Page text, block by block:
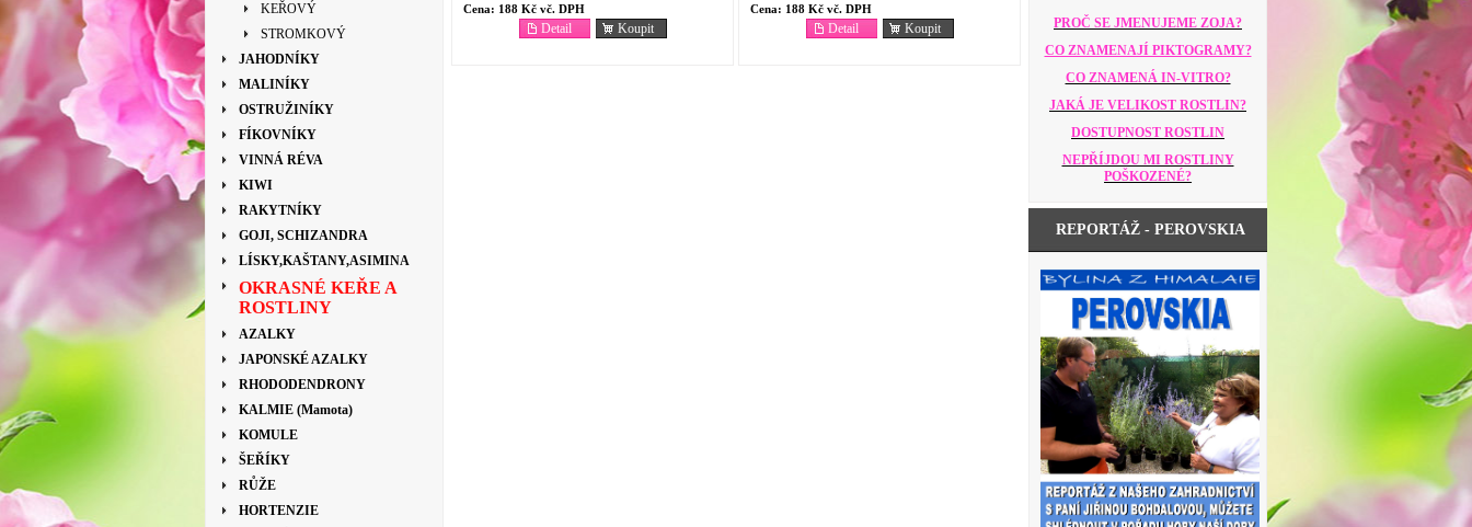
KEŘOVÝ
STROMKOVÝ
JAHODNÍKY
MALINÍKY
OSTRUŽINÍKY
FÍKOVNÍKY
VINNÁ RÉVA
KIWI
RAKYTNÍKY
GOJI, SCHIZANDRA
LÍSKY,KAŠTANY,ASIMINA
OKRASNÉ KEŘE A
ROSTLINY
AZALKY
JAPONSKÉ AZALKY
RHODODENDRONY
KALMIE (Mamota)
KOMULE
ŠEŘÍKY
RŮŽE
HORTENZIE
Cena: 188 Kč vč. DPH
Koupit
Detail
Cena: 188 Kč vč. DPH
Koupit
Detail
PROČ SE JMENUJEME ZOJA?
CO ZNAMENAJÍ PIKTOGRAMY?
CO ZNAMENÁ IN-VITRO?
JAKÁ JE VELIKOST ROSTLIN?
DOSTUPNOST ROSTLIN
NEPŘÍJDOU MI ROSTLINY
POŠKOZENÉ?
REPORTÁŽ - PEROVSKIA